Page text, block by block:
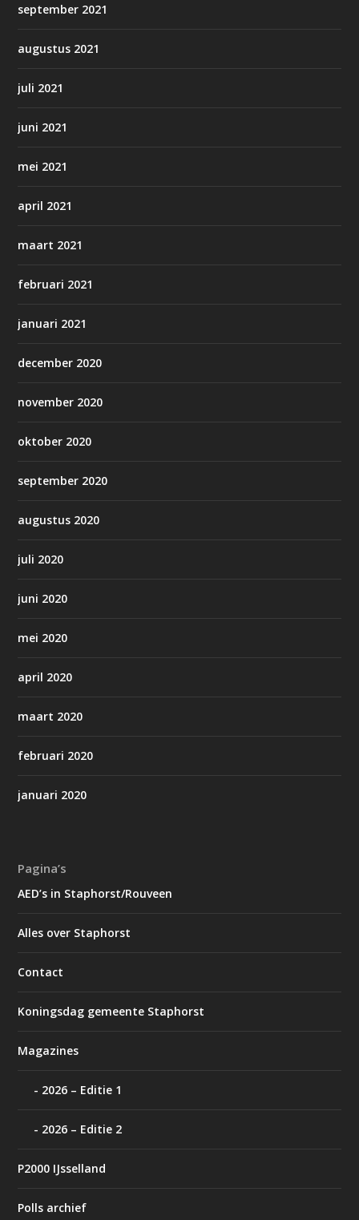
september 2021
augustus 2021
juli 2021
juni 2021
mei 2021
april 2021
maart 2021
februari 2021
januari 2021
december 2020
november 2020
oktober 2020
september 2020
augustus 2020
juli 2020
juni 2020
mei 2020
april 2020
maart 2020
februari 2020
januari 2020
Pagina’s
AED’s in Staphorst/Rouveen
Alles over Staphorst
Contact
Koningsdag gemeente Staphorst
Magazines
2026 – Editie 1
2026 – Editie 2
P2000 IJsselland
Polls archief